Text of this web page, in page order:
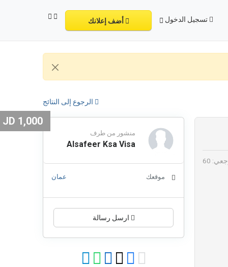
تسجيل الدخول أضف إعلانك
الرجوع إلى النتائج
60
1,000 JD
منشور من طرف
Alsafeer Ksa Visa
موقعك عمان
ارسل رسالة